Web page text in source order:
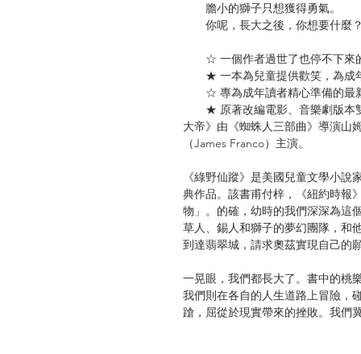
膽小的獅子只想獲得勇氣。
你呢，長大之後，你想要什麼？
☆ 一個作者過世了也停不下來的
★ 一本為兒童提供歡笑，為成年
☆ 專為成年讀者精心準備的最新
★ 原著改編電影、音樂劇版本
大帝》由《蜘蛛人三部曲》導演山
（James Franco）主演。
《綠野仙蹤》是美國兒童文學小說
典作品。該書甫付梓，《紐約時報
物」。的確，幼時的我們深深為這
草人、錫人和獅子的夢幻團隊，和
到達翡翠城，請求奧茲實現自己的願
一晃眼，我們都長大了。書中的桃
我們則在各自的人生道路上冒險，
蹌，屈從於現實帶來的挫敗。我們